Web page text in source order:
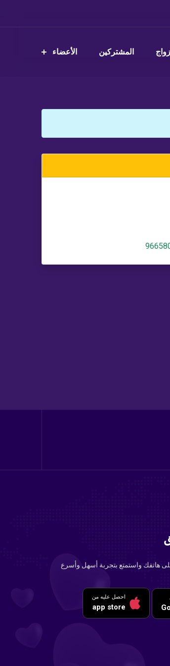
المشتركين الأعضاء
هاتفك واستمتع بتجربة أسهل وأسرع
احصل عليه من
app store